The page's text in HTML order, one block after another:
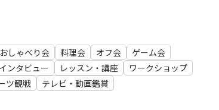
どキッチンのものは基本的に使っていただいて構
切の責任は負えませんのでご了承ください。
おしゃべり会 料理会 オフ会
ゲーム会
ンタビュー レッスン・講座
ワークショップ
ツ観戦 テレビ・動画鑑賞